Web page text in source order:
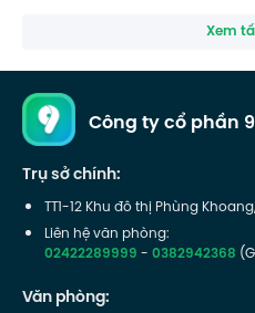
Xem
Công ty cổ phần
Trụ sở chính:
TT1-12 Khu đô thị Phùng
Liên hệ văn phòng:
02422289999-0382942368
Văn phòng: